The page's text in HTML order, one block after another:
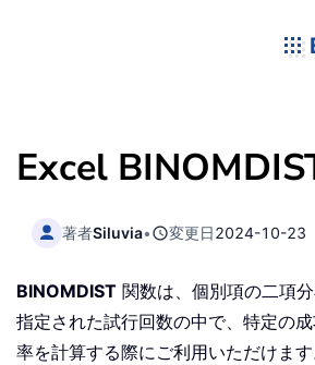
Excel
著者Siluvia• 変更日2024-10-23
BINOMDIST 関数は、個別項の二項分
指定された試行回数の中で、特定の
率を計算する際にご利用いただけます